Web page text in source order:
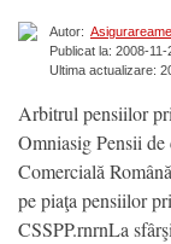
Autor:
Publicat la: 2008-
Ultima actualizare:
Arbitrul pensiilor
Omniasig Pensii
Comercială
pe piaţa pensiilor
CSSPP.rnrnLa